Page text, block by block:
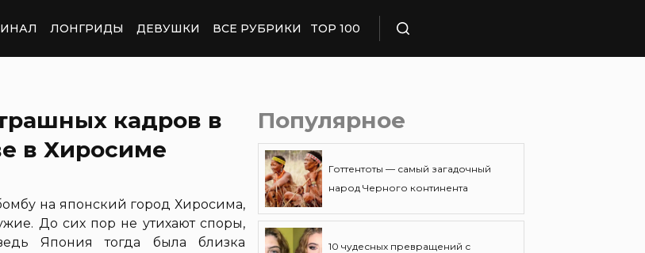
ЛОНГРИДЫ ДЕВУШКИ ВСЕ РУБРИКИ TOP 100
кадров в
в Хиросиме
на японский город Хиросима,
До сих пор не утихают споры,
Япония тогда была близка
Популярное
Готтентоты — самый загадочный
народ Черного континента
10 чудесных превращений с